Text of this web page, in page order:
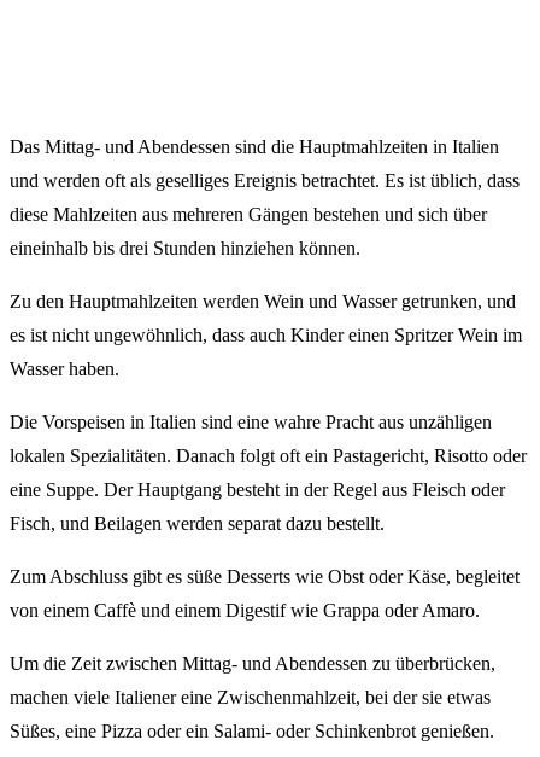
Das Mittag- und Abendessen sind die Hauptmahlzeiten in Italien
und werden oft als geselliges Ereignis betrachtet. Es ist üblich, dass
diese Mahlzeiten aus mehreren Gängen bestehen und sich über
eineinhalb bis drei Stunden hinziehen können.
Zu den Hauptmahlzeiten werden Wein und Wasser getrunken, und
es ist nicht ungewöhnlich, dass auch Kinder einen Spritzer Wein im
Wasser haben.
Die Vorspeisen in Italien sind eine wahre Pracht aus unzähligen
lokalen Spezialitäten. Danach folgt oft ein Pastagericht, Risotto oder
eine Suppe. Der Hauptgang besteht in der Regel aus Fleisch oder
Fisch, und Beilagen werden separat dazu bestellt.
Zum Abschluss gibt es süße Desserts wie Obst oder Käse, begleitet
von einem Caffè und einem Digestif wie Grappa oder Amaro.
Um die Zeit zwischen Mittag- und Abendessen zu überbrücken,
machen viele Italiener eine Zwischenmahlzeit, bei der sie etwas
Süßes, eine Pizza oder ein Salami- oder Schinkenbrot genießen.